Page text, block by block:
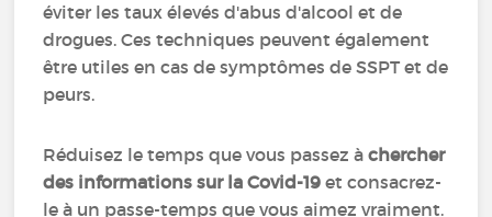
éviter les taux élevés d'abus d'alcool et de
drogues. Ces techniques peuvent également
être utiles en cas de symptômes de SSPT et de
peurs.
Réduisez le temps que vous passez àchercher
des informations sur la Covid-19 et consacrez-
le à un passe-temps que vous aimez vraiment.